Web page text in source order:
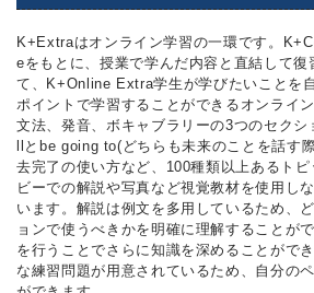
K+Extraはオンライン学習の一環です。
eをもとに、授業で学んだ内容と直結して復
て、K+Online Extra学生が学びたいことを
ポイントで学習することができるオンライ
文法、発音、ボキャブラリーの3つのセクシ
llとbe going to(どちらも未来のことを話す
去完了の使い方など、100種類以上あるト
ビーでの解説や写真など視覚教材を使用し
います。解説は例文を多用しているため、
ョンで使うべきかを明確に理解することが
を行うことでさらに知識を深めることがで
な練習問題が用意されているため、自分の